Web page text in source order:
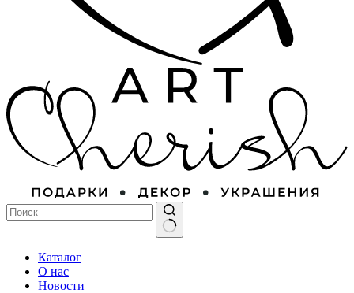
найдено
Каталог
О нас
Новости